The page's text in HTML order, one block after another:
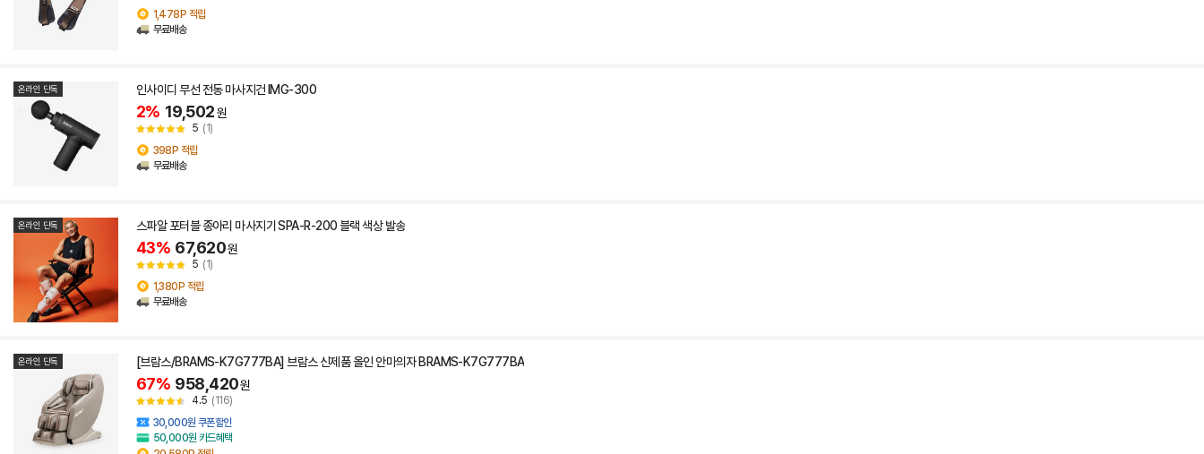
1,478P 적립
무료배송
온라인 단독 인사이디 무선 전동 마사지건 IMG-300
2% 19,502원
5 (1)
398P 적립
무료배송
온라인 단독 스파알 포터블 종아리 마사지기 SPA-R-200 블랙 색상 발송
43% 67,620원
5 (1)
1,380P 적립
무료배송
온라인 단독 [브람스/BRAMS-K7G777BA] 브람스 신제품 올인 안마의자 BRAMS-K7G777BA
67% 958,420원
4.5 (116)
30,000원 쿠폰할인
50,000원 카드혜택